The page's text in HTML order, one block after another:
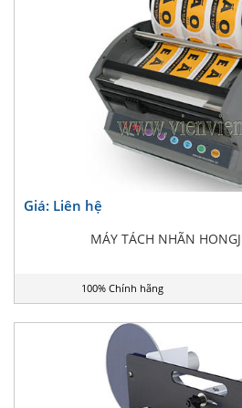
Giá: Liên hệ
MÁY TÁCH NHÃN
100% Chính hãng